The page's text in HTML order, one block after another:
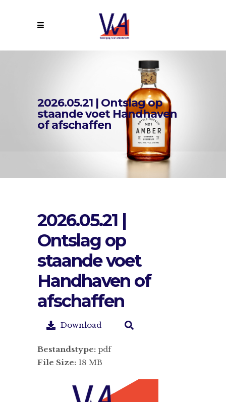
2026.05.21 | Ontslag op
staande voet Handhaven
of afschaffen
2026.05.21 |
Ontslag op
staande voet
Handhaven of
afschaffen
Download
Bestandstype: pdf
File Size: 18 MB